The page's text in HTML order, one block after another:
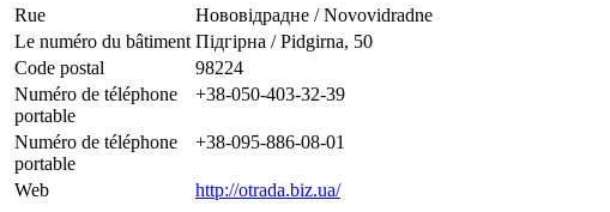
Rue
Нововідрадне / Novovidradne
Le numéro du bâtiment Підгірна / Pidgirna, 50
Code postal
98224
Numéro de téléphone
portable
+38-050-403-32-39
Numéro de téléphone
portable
+38-095-886-08-01
Web http://otrada.biz.ua/